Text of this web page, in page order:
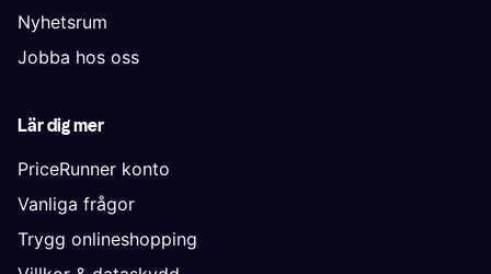
Nyhetsrum
Jobba hos oss
Lär dig mer
PriceRunner konto
Vanliga frågor
Trygg onlineshopping